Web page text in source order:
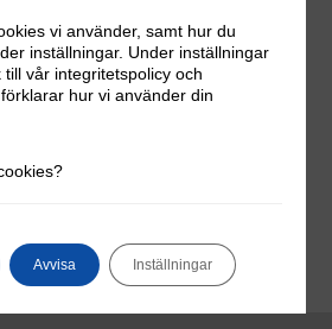
vi använder, samt hur du
inställningar. Under inställningar
vår integritetspolicy och
hur vi använder din
Avvisa Inställningar